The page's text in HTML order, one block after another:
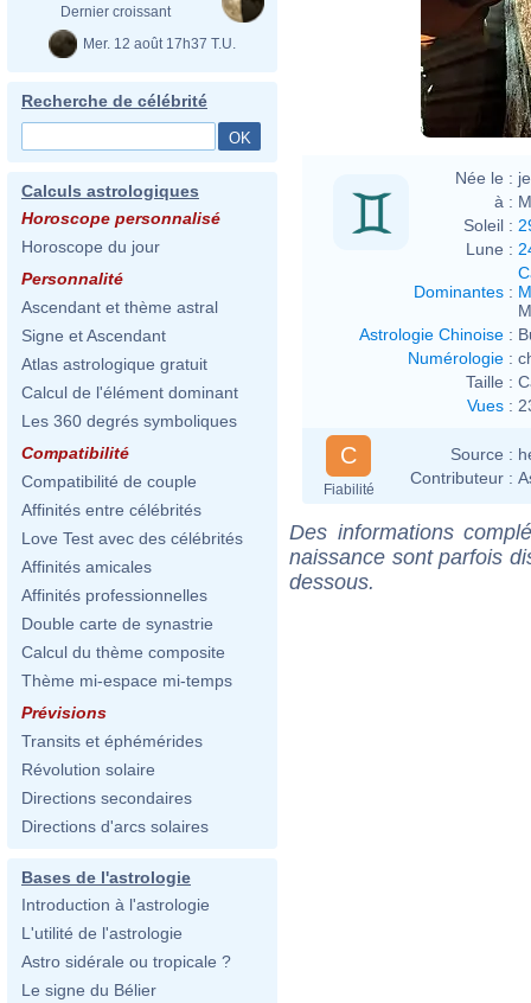
Dernier croissant
Mer. 12 août 17h37 T.U.
Recherche de célébrité
Calculs astrologiques
Horoscope personnalisé
Horoscope du jour
Personnalité
Ascendant et thème astral
Signe et Ascendant
Atlas astrologique gratuit
Calcul de l'élément dominant
Les 360 degrés symboliques
Compatibilité
Compatibilité de couple
Affinités entre célébrités
Love Test avec des célébrités
Affinités amicales
Affinités professionnelles
Double carte de synastrie
Calcul du thème composite
Thème mi-espace mi-temps
Prévisions
Transits et éphémérides
Révolution solaire
Directions secondaires
Directions d'arcs solaires
Bases de l'astrologie
Introduction à l'astrologie
L'utilité de l'astrologie
Astro sidérale ou tropicale ?
Le signe du Bélier
Née le :
à :
Soleil :
Lune :
Dominantes :
Astrologie Chinoise :
Numérologie :
Taille :
Vues :
C
Fiabilité
Source :
Contributeur :
Des informations
naissance sont parfois
dessous.